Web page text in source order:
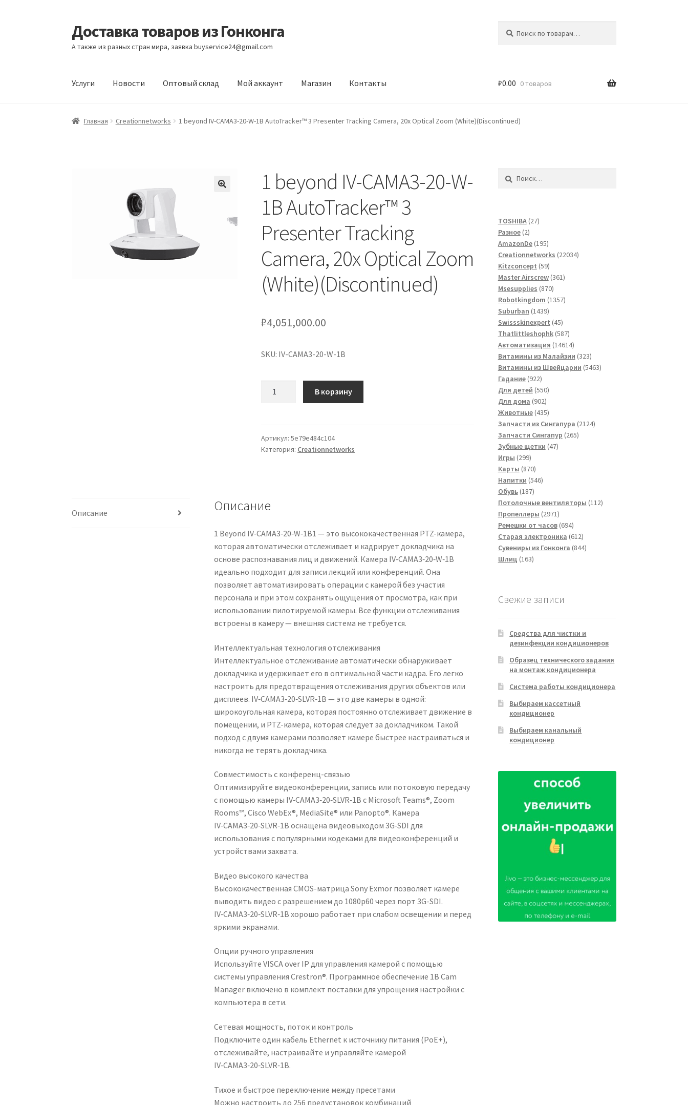
Перейти
к
навигации
Перейти
к
содержимому
Доставка товаров из Гонконга
А также из разных стран мира, заявка buyservice24@gmail.com
Услуги Новости Оптовый склад Мой аккаунт Магазин Контакты
Главная Контакты Корзина Мой аккаунтНовостиОптовый складОформление заказа Услуги
₽0.00 0 товаров
Главная Creationnetworks 1 beyond IV-CAMA3-20-W-1B AutoTracker™ 3 Presenter Tracking Camera, 20x Optical Zoom (White)(Discontinued)
1 beyond IV-CAMA3-20-W-
1B AutoTracker™ 3
Presenter Tracking
Camera, 20x Optical Zoom
(White)(Discontinued)
₽4,051,000.00
SKU: IV-CAMA3-20-W-1B
IV-
CAMA3-
AutoTracker™
Tracking
Camera,
20x
Optical
Zoom
(White)
(Discontinued)
В корзину
Артикул:5e79e484c104
Категория: Creationnetworks
Описание Описание
1 Beyond IV‑CAMA3‑20‑W‑1B1 — это высококачественная PTZ-камера,
которая автоматически отслеживает и кадрирует докладчика на
основе распознавания лиц и движений. Камера IV‑CAMA3‑20‑W‑1B
идеально подходит для записи лекций или конференций. Она
позволяет автоматизировать операции с камерой без участия
персонала и при этом сохранять ощущения от просмотра, как при
использовании пилотируемой камеры. Все функции отслеживания
встроены в камеру — внешняя система не требуется.
Интеллектуальная технология отслеживания
Интеллектуальное отслеживание автоматически обнаруживает
докладчика и удерживает его в оптимальной части кадра. Его легко
настроить для предотвращения отслеживания других объектов или
дисплеев. IV‑CAMA3‑20‑SLVR‑1B — это две камеры в одной:
широкоугольная камера, которая постоянно отслеживает движение в
помещении, и PTZ-камера, которая следует за докладчиком. Такой
подход с двумя камерами позволяет камере быстрее настраиваться и
никогда не терять докладчика.
Совместимость с конференц-связью
Оптимизируйте видеоконференции, запись или потоковую передачу
с помощью камеры IV‑CAMA3‑20‑SLVR‑1B с Microsoft Teams®, Zoom
Rooms™, Cisco WebEx®, MediaSite® или Panopto®. Камера
IV‑CAMA3‑20‑SLVR‑1B оснащена видеовыходом 3G‑SDI для
использования с популярными кодеками для видеоконференций и
устройствами захвата.
Видео высокого качества
Высококачественная CMOS-матрица Sony Exmor позволяет камере
выводить видео с разрешением до 1080p60 через порт 3G-SDI.
IV‑CAMA3‑20‑SLVR‑1B хорошо работает при слабом освещении и перед
яркими экранами.
Опции ручного управления
Используйте VISCA over IP для управления камерой с помощью
системы управления Crestron®. Программное обеспечение 1B Cam
Manager включено в комплект поставки для упрощения настройки с
компьютера в сети.
Сетевая мощность, поток и контроль
Подключите один кабель Ethernet к источнику питания (PoE+),
отслеживайте, настраивайте и управляйте камерой
IV‑CAMA3‑20‑SLVR‑1B.
Тихое и быстрое переключение между пресетами
Можно настроить до 256 предустановок комбинаций
Найти:
TOSHIBA 2727
Разное 22
товара
AmazonDe 195195
товаров
Creationnetworks 2203422034
Kitzconcept 5959
товаров
Master Airscrew 361361
Msesupplies 870870
товаров
Robotkingdom 13571357
Suburban 14391439
товаров
Swissskinexpert 4545
товаров
Thatlittleshophk 587587
товаров
Автоматизация 1461414614
товаров
Витамины из Малайзии 323323
товара
Витамины из Швейцарии 54635463
Гадание 922922
товара
Для детей 550550
Для дома 902902
товара
Животные 435435
товаров
Запчасти из Сингапура 21242124
Запчасти Сингапур 265265
Зубные щетки 4747
Игры 299299
товаров
Карты 870870
товаров
Напитки 546546
Обувь 187187
товаров
Потолочные вентиляторы 112112
Пропеллеры 29712971
товар
Ремешки от часов 694694
товара
Старая электроника 612612
товаров
Сувениры из Гонконга 844844
Шлиц 163163
Свежие записи
Средства для чистки и
дезинфекции кондиционеров
Образец технического задания
на монтаж кондиционера
Система работы кондиционера
Выбираем кассетный
кондиционер
Выбираем канальный
кондиционер